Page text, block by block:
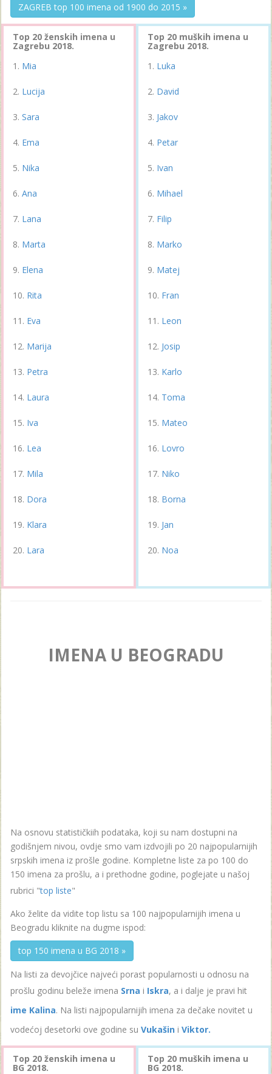
ZAGREB top 100 imena od 1900 do 2015 »
Top 20 ženskih imena u
Zagrebu 2018.
Mia
Lucija
Sara
Ema
Nika
Ana
Lana
Marta
Elena
Rita
Eva
Marija
Petra
Laura
Iva
Lea
Mila
Dora
Klara
Lara
Top 20 muških imena u
Zagrebu 2018.
Luka
David
Jakov
Petar
Ivan
Mihael
Filip
Marko
Matej
Fran
Leon
Josip
Karlo
Toma
Mateo
Lovro
Niko
Borna
Jan
Noa
IMENA U BEOGRADU
Na osnovu statističkiih podataka, koji su nam dostupni na
godišnjem nivou, ovdje smo vam izdvojili po 20 najpopularnijih
srpskih imena iz prošle godine. Kompletne liste za po 100 do
150 imena za prošlu, a i prethodne godine, poglejate u našoj
rubrici "top liste"
Ako želite da vidite top listu sa 100 najpopularnijih imena u
Beogradu kliknite na dugme ispod:
top 150 imena u BG 2018 »
Na listi za devojčice najveći porast popularnosti u odnosu na
prošlu godinu beleže imena Srna i Iskra, a i dalje je pravi hit
ime Kalina. Na listi najpopularnijih imena za dečake novitet u
vodećoj desetorki ove godine su Vukašin i Viktor.
Top 20 ženskih imena u
BG 2018.
Top 20 muških imena u
BG 2018.